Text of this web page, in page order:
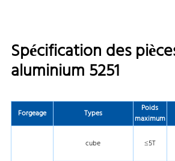
Spécification des
aluminium 5251
Forgeage Types
Poids
maximum
cube ≤5T